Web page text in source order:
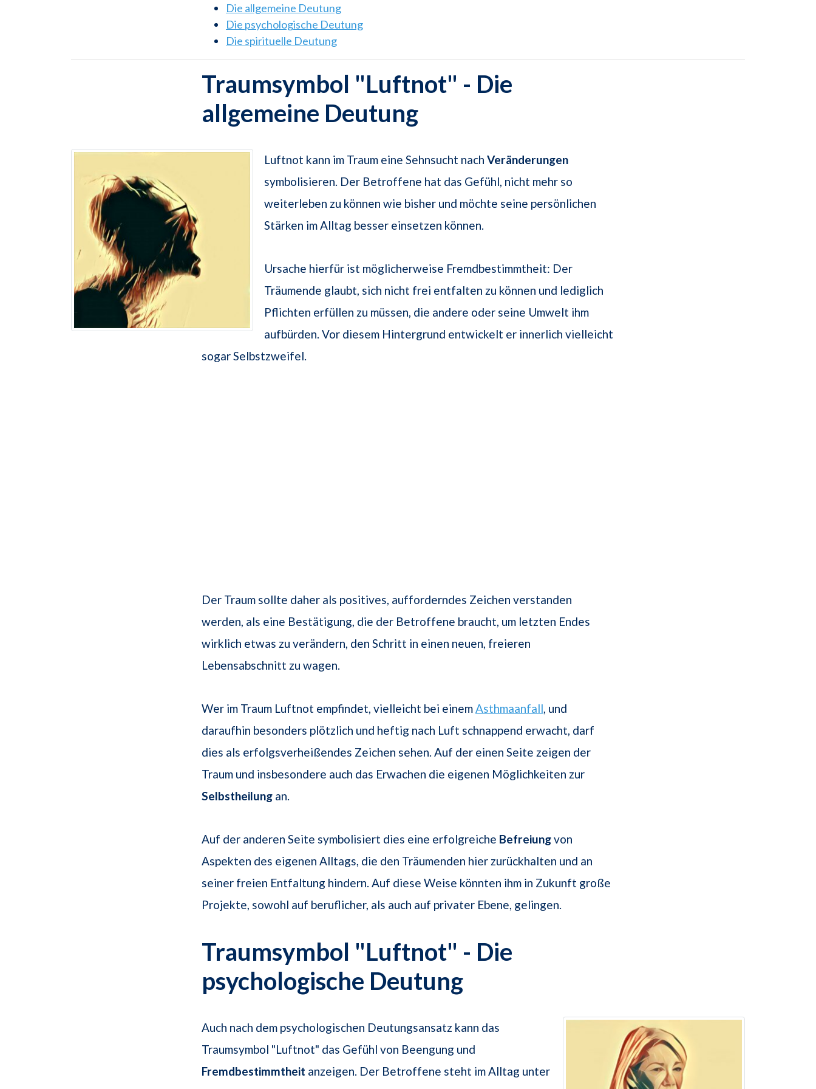
Die allgemeine Deutung
Die psychologische Deutung
Die spirituelle Deutung
Traumsymbol "Luftnot" - Die
allgemeine Deutung
Luftnot kann im Traum eine Sehnsucht nach Veränderungen
symbolisieren. Der Betroffene hat das Gefühl, nicht mehr so
weiterleben zu können wie bisher und möchte seine persönlichen
Stärken im Alltag besser einsetzen können.
Ursache hierfür ist möglicherweise Fremdbestimmtheit: Der
Träumende glaubt, sich nicht frei entfalten zu können und lediglich
Pflichten erfüllen zu müssen, die andere oder seine Umwelt ihm
aufbürden. Vor diesem Hintergrund entwickelt er innerlich vielleicht
sogar Selbstzweifel.
Der Traum sollte daher als positives, aufforderndes Zeichen verstanden
werden, als eine Bestätigung, die der Betroffene braucht, um letzten Endes
wirklich etwas zu verändern, den Schritt in einen neuen, freieren
Lebensabschnitt zu wagen.
Wer im Traum Luftnot empfindet, vielleicht bei einemAsthmaanfall, und
daraufhin besonders plötzlich und heftig nach Luft schnappend erwacht, darf
dies als erfolgsverheißendes Zeichen sehen. Auf der einen Seite zeigen der
Traum und insbesondere auch das Erwachen die eigenen Möglichkeiten zur
Selbstheilung an.
Auf der anderen Seite symbolisiert dies eine erfolgreiche Befreiungvon
Aspekten des eigenen Alltags, die den Träumenden hier zurückhalten und an
seiner freien Entfaltung hindern. Auf diese Weise könnten ihm in Zukunft große
Projekte, sowohl auf beruflicher, als auch auf privater Ebene, gelingen.
Traumsymbol "Luftnot" - Die
psychologische Deutung
Auch nach dem psychologischen Deutungsansatz kann das
Traumsymbol "Luftnot" das Gefühl von Beengung und
Fremdbestimmtheit anzeigen. Der Betroffene steht im Alltag unter